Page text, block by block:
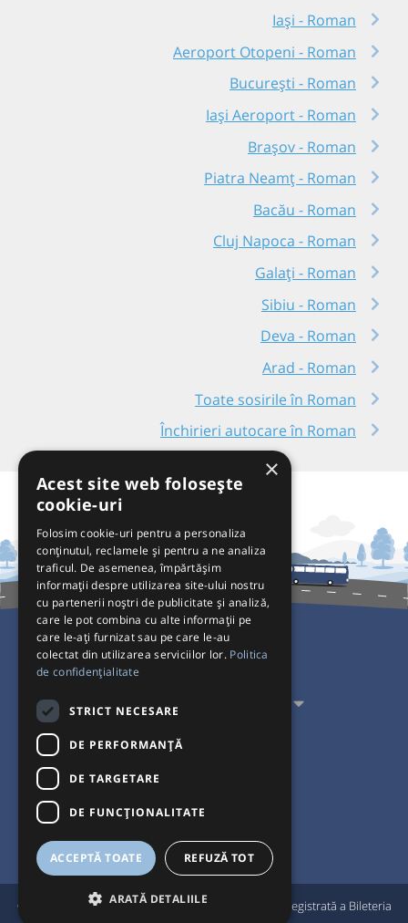
Iași - Roman
Aeroport Otopeni - Roman
București - Roman
Iași Aeroport - Roman
Brașov - Roman
Piatra Neamț - Roman
Bacău - Roman
Cluj Napoca - Roman
Galați - Roman
Sibiu - Roman
Deva - Roman
Arad - Roman
Toate sosirile în Roman
Închirieri autocare în Roman
Pentru Călători
Pentru Transportatori
Interacționăm
Acceptăm plăți cu
© Bileteria 2004-2026 | Autogari.RO®
este marcă înregistrată a Bileteria
×
Acest site web folosește
cookie-uri
Folosim cookie-uri pentru a personaliza
conținutul, reclamele și pentru a ne analiza
traficul. De asemenea, împărtășim
informații despre utilizarea site-ului nostru
cu partenerii noștri de publicitate și analiză,
care le pot combina cu alte informații pe
care le-ați furnizat sau pe care le-au
colectat din utilizarea serviciilor lor. Politica
de confidențialitate
STRICT NECESARE
DE PERFORMANȚĂ
DE TARGETARE
DE FUNCŢIONALITATE
ACCEPTĂ TOATE REFUZĂ TOT
ARATĂ DETALIILE